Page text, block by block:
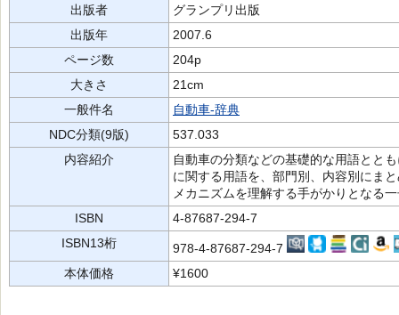
出版者
グランプリ出版
出版年
2007.6
ページ数
204p
大きさ
21cm
一般件名
自動車-辞典
NDC分類(9版)
537.033
内容紹介
自動車の分類などの基礎的な用語とと
に関する用語を、部門別、内容別にま
メカニズムを理解する手がかりとなる
ISBN
4-87687-294-7
ISBN13桁
978-4-87687-294-7
本体価格
¥1600